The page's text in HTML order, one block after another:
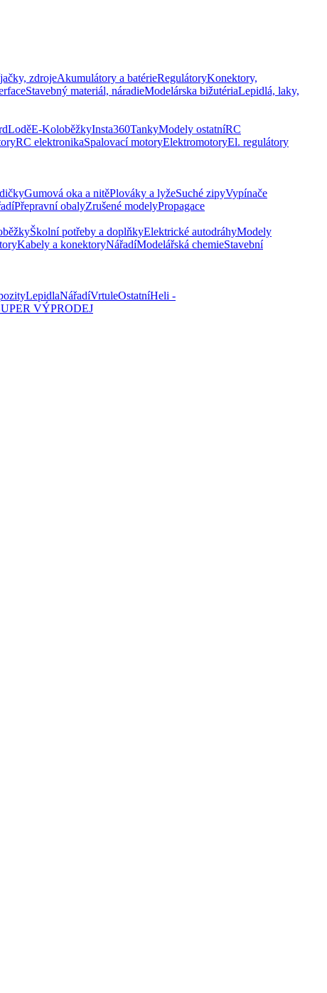
zdrojeAkumulátory a batérieRegulátoryKonektory,
Stavebný materiál, náradieModelárska bižutériaLepidlá, laky,
LoděE-KoloběžkyInsta360TankyModely ostatníRC
RC elektronikaSpalovací motoryElektromotoryEl. regulátory
Gumová oka a nitěPlováky a lyžeSuché zipyVypínače
Přepravní obalyZrušené modelyPropagace
Školní potřeby a doplňkyElektrické autodráhyModely
Kabely a konektoryNářadíModelářská chemieStavební
LepidlaNářadíVrtuleOstatníHeli -
VÝPRODEJ